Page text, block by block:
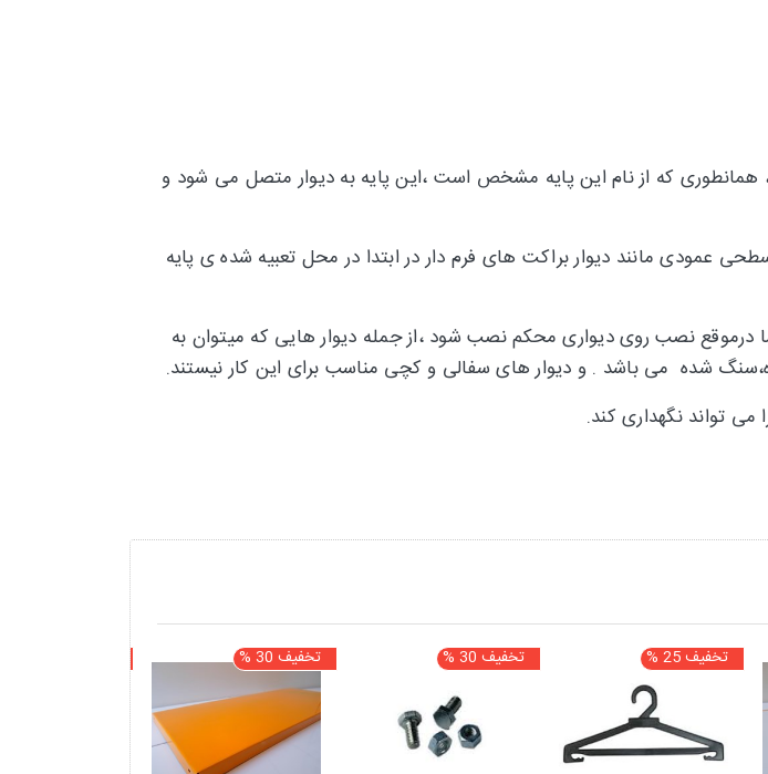
همانطوری که از نام این پایه مشخص است ،این پایه به دیوار متصل می شود و
مانند دیوار براکت های فرم دار در ابتدا در محل تعبیه شده ی پایه
نصب روی دیواری محکم نصب شود ،از جمله دیوار هایی که میتوان به
شده می باشد . و دیوار های سفالی و کچی مناسب برای این کار نیستند.
تخفیف 25 % تخفیف 30 % تخفیف 30 %